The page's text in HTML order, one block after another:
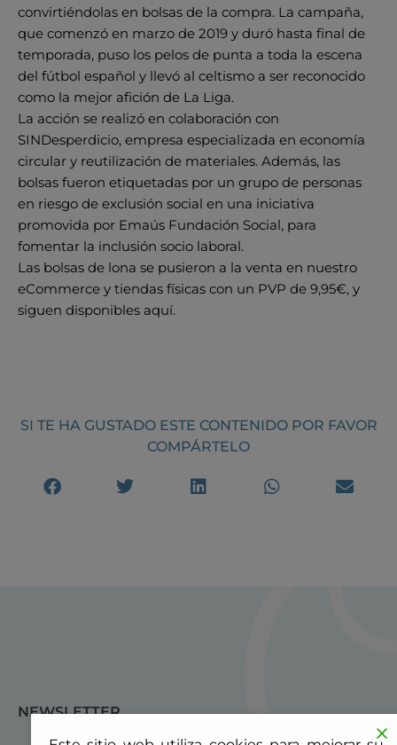
convirtiéndolas en bolsas de la compra. La campaña,
que comenzó en marzo de 2019 y duró hasta final de
temporada, puso los pelos de punta a toda la escena
del fútbol español y llevó al celtismo a ser reconocido
como la mejor afición de La Liga.
La acción se realizó en colaboración con
SINDesperdicio, empresa especializada en economía
circular y reutilización de materiales. Además, las
bolsas fueron etiquetadas por un grupo de personas
en riesgo de exclusión social en una iniciativa
promovida por Emaús Fundación Social, para
fomentar la inclusión socio laboral.
Las bolsas de lona se pusieron a la venta en nuestro
eCommerce y tiendas físicas con un PVP de 9,95€, y
siguen disponibles aquí.
SI TE HA GUSTADO ESTE CONTENIDO POR FAVOR
COMPÁRTELO
NEWSLETTER